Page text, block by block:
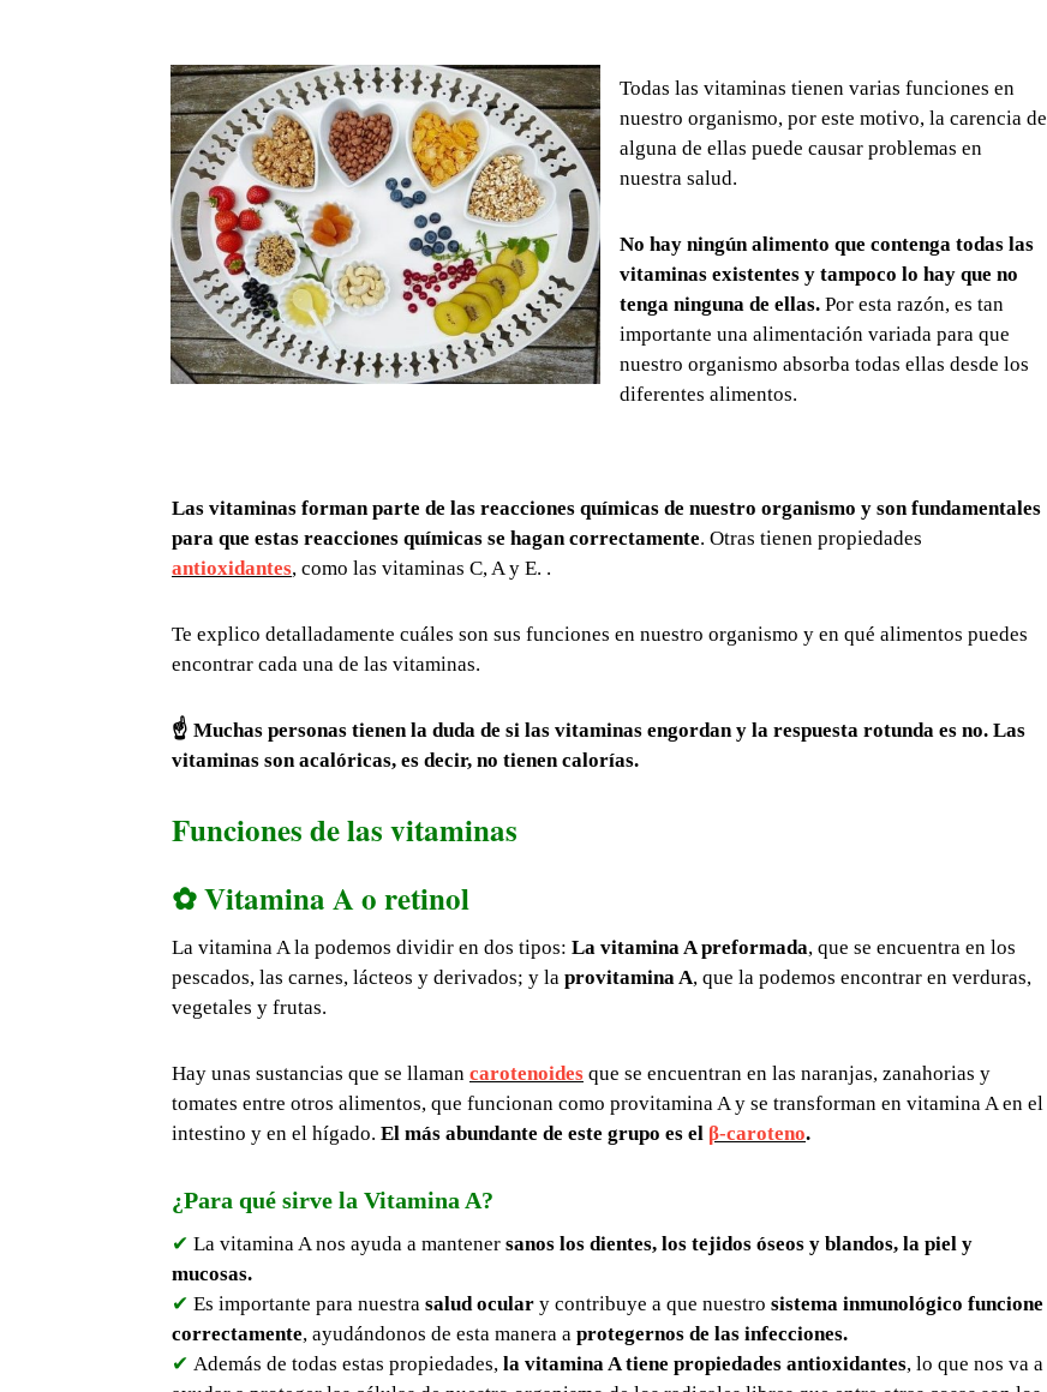
Todas las vitaminas tienen varias funciones en
nuestro organismo, por este motivo, la carencia de
alguna de ellas puede causar problemas en
nuestra salud.
No hay ningún alimento que contenga todas las
vitaminas existentes y tampoco lo hay que no
tenga ninguna de ellas. Por esta razón, es tan
importante una alimentación variada para que
nuestro organismo absorba todas ellas desde los
diferentes alimentos.
Las vitaminas forman parte de las reacciones químicas de nuestro organismo y son fundamentales
para que estas reacciones químicas se hagan correctamente. Otras tienen propiedades
antioxidantes, como las vitaminas C, A y E. .
Te explico detalladamente cuáles son sus funciones en nuestro organismo y en qué alimentos puedes
encontrar cada una de las vitaminas.
☝ Muchas personas tienen la duda de si las vitaminas engordan y la respuesta rotunda es no. Las
vitaminas son acalóricas, es decir, no tienen calorías.
Funciones de las vitaminas
✿ Vitamina A o retinol
La vitamina A la podemos dividir en dos tipos: La vitamina A preformada, que se encuentra en los
pescados, las carnes, lácteos y derivados; y la provitamina A, que la podemos encontrar en verduras,
vegetales y frutas.
Hay unas sustancias que se llaman carotenoides que se encuentran en las naranjas, zanahorias y
tomates entre otros alimentos, que funcionan como provitamina A y se transforman en vitamina A en el
intestino y en el hígado. El más abundante de este grupo es el β-caroteno.
¿Para qué sirve la Vitamina A?
✔ La vitamina A nos ayuda a mantener sanos los dientes, los tejidos óseos y blandos, la piel y
mucosas.
✔ Es importante para nuestra salud ocular y contribuye a que nuestro sistema inmunológico funcione
correctamente, ayudándonos de esta manera a protegernos de las infecciones.
✔ Además de todas estas propiedades, la vitamina A tiene propiedades antioxidantes, lo que nos va a